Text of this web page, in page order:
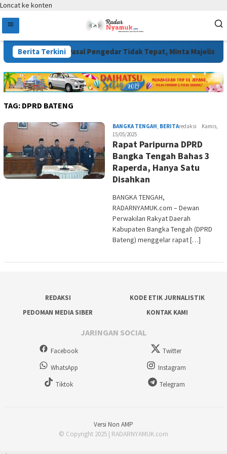
Loncat ke konten
Berita Terkini
Nilai Dakwaan Pasal Pengedar Tidak Tepat, Minta Majelis
TAG: DPRD BATENG
BANGKA TENGAH, BERITAredaksi
Kamis,
15/05/2025
Rapat Paripurna DPRD
Bangka Tengah Bahas 3
Raperda, Hanya Satu
Disahkan
BANGKA TENGAH,
RADARNYAMUK.com – Dewan
Perwakilan Rakyat Daerah
Kabupaten Bangka Tengah (DPRD
Bateng) menggelar rapat […]
REDAKSI
KODE ETIK JURNALISTIK
PEDOMAN MEDIA SIBER
KONTAK KAMI
JARINGAN SOCIAL
Facebook
Twitter
WhatsApp
Instagram
Tiktok
Telegram
Versi Non AMP
© Copyright 2025 | RADARNYAMUK.com